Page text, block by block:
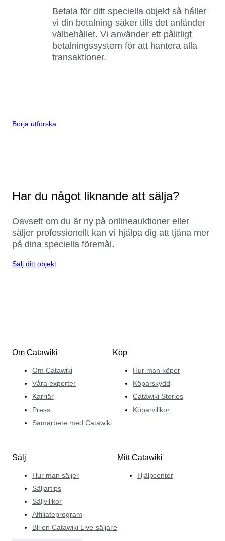
Betala för ditt speciella objekt så håller
vi din betalning säker tills det anländer
välbehållet. Vi använder ett pålitligt
betalningssystem för att hantera alla
transaktioner.
Börja utforska
Har du något liknande att sälja?
Oavsett om du är ny på onlineauktioner eller
säljer professionellt kan vi hjälpa dig att tjäna mer
på dina speciella föremål.
Sälj ditt objekt
Om Catawiki
Om Catawiki
Våra experter
Karriär
Press
Samarbete med Catawiki
Köp
Hur man köper
Köparskydd
Catawiki Stories
Köparvillkor
Sälj
Hur man säljer
Säljartips
Säljvillkor
Affiliateprogram
Bli en Catawiki Live-säljare
Mitt Catawiki
Hjälpcenter